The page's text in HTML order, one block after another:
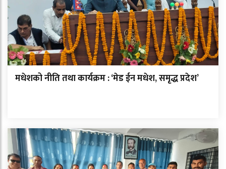
मधेशको नीति तथा कार्यक्रम : ‘मेड ईन मधेश, समृद्ध प्रदेश’